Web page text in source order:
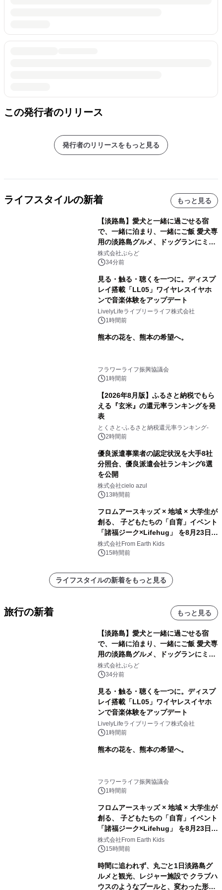
この発行者のリリース
発行者のリリースをもっと見る
ライフスタイルの新着 もっと見る
【淡路島】愛犬と一緒に過ごせる宿
で、一緒に泊まり、一緒にご飯 愛犬専
用の淡路島グルメ、ドッグランにミニ
プール グランピングとトレーラーハウ
スの2施設で
株式会社ぷらど
34分前
見る・触る・聴くを一つに。ディスプ
レイ搭載「LL05」ワイヤレスイヤホ
ンで音楽体験をアップデート
LivelyLifeライブリーライフ株式会社
1時間前
熊本の花を、熊本の希望へ。
フラワーライフ振興協議会
1時間前
【2026年8月版】ふるさと納税でもら
える『玄米』の還元率ランキングを発
表
とくさと-ふるさと納税還元率ランキング-
2時間前
優良派遣事業者の認定状況を大手8社
分照合、優良派遣会社ランキング6選
を公開
株式会社cielo azul
13時間前
フロムアースキッズ × 地域 × 大学生が
創る、 子どもたちの「自育」イベント
「諸福ジーク×Lifehug」 を8月23日
(日)開催
株式会社From Earth Kids
15時間前
ライフスタイルの新着をもっと見る
旅行の新着 もっと見る
【淡路島】愛犬と一緒に過ごせる宿
で、一緒に泊まり、一緒にご飯 愛犬専
用の淡路島グルメ、ドッグランにミニ
プール グランピングとトレーラーハウ
スの2施設で
株式会社ぷらど
34分前
見る・触る・聴くを一つに。ディスプ
レイ搭載「LL05」ワイヤレスイヤホ
ンで音楽体験をアップデート
LivelyLifeライブリーライフ株式会社
1時間前
熊本の花を、熊本の希望へ。
フラワーライフ振興協議会
1時間前
フロムアースキッズ × 地域 × 大学生が
創る、 子どもたちの「自育」イベント
「諸福ジーク×Lifehug」 を8月23日
(日)開催
株式会社From Earth Kids
15時間前
時間に追われず、丸ごと1日淡路島グ
ルメと観光、レジャー施設で クラブハ
ウスのようなプールと、変わった形の